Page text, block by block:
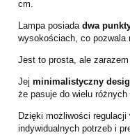
cm.
Lampa posiadadwa
wysokościach, co pozwala
Jest to prosta, ale
Jej minimalistyczny
że pasuje do wielu
Dzięki możliwości
indywidualnych potrzeb i